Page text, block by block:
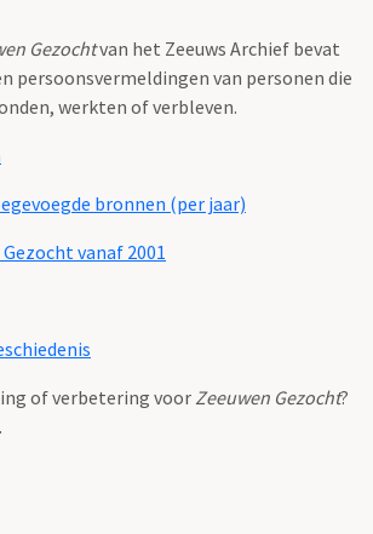
Gezochtvan het Zeeuws Archief bevat
persoonsvermeldingen van personen die
werkten of verbleven.
bronnen (per jaar)
vanaf 2001
of verbetering voor Zeeuwen Gezocht?
.